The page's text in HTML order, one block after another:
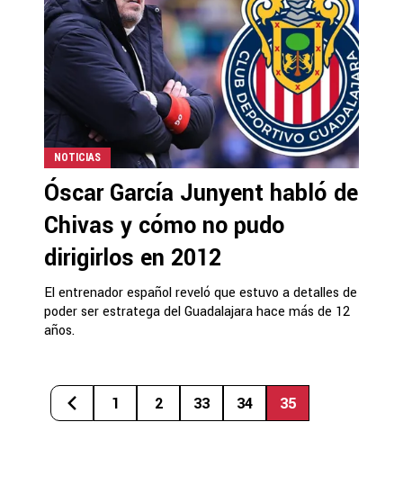
NOTICIAS
Óscar García Junyent habló de
Chivas y cómo no pudo
dirigirlos en 2012
El entrenador español reveló que estuvo a detalles de
poder ser estratega del Guadalajara hace más de 12
años.
1 2 33 34 35